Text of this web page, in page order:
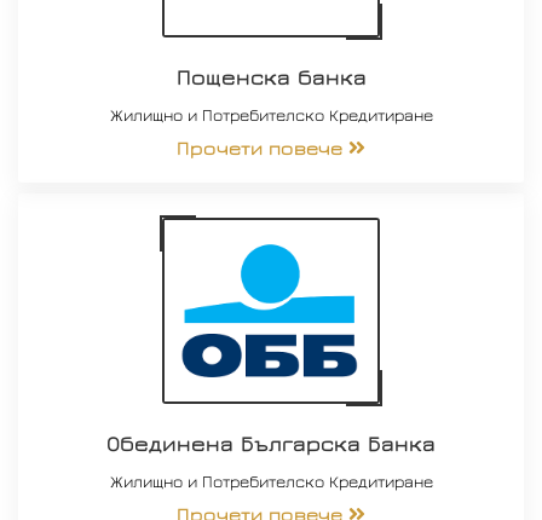
Пощенска банка
Жилищно и Потребителско Кредитиране
Прочети повече
Обединена Българска Банка
Жилищно и Потребителско Кредитиране
Прочети повече